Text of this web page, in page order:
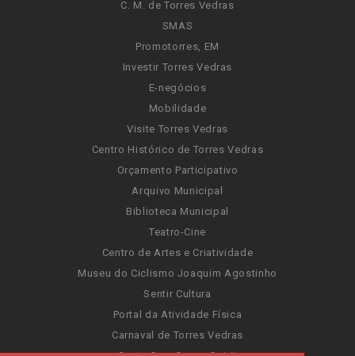
C. M. de Torres Vedras
SMAS
Promotorres, EM
Investir Torres Vedras
E-negócios
Mobilidade
Visite Torres Vedras
Centro Histórico de Torres Vedras
Orçamento Participativo
Arquivo Municipal
Biblioteca Municipal
Teatro-Cine
Centro de Artes e Criatividade
Museu do Ciclismo Joaquim Agostinho
Sentir Cultura
Portal da Atividade Física
Carnaval de Torres Vedras